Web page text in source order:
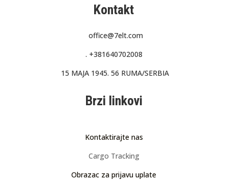
Kontakt
office@7elt.com
. +381640702008
15 MAJA 1945. 56 RUMA/SERBIA
Brzi linkovi
Kontaktirajte nas
Cargo Tracking
Obrazac za prijavu uplate